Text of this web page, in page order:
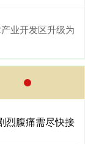
业开发区升级为
烈腹痛需尽快接